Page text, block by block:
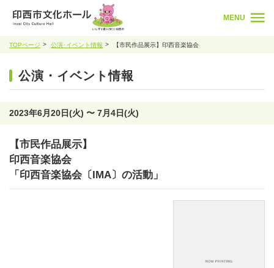
MENU
TOPページ 公演･イベント情報 【市民作品展示】印西音楽協会
公演・イベント情報
2023年6月20日(火) 〜 7月4日(火)
【市民作品展示】
印西音楽協会
「印西音楽協会〔IMA〕の活動」